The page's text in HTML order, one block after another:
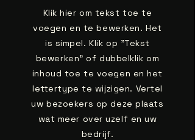
Klik hier om tekst toe te
voegen en te bewerken. Het
is simpel. Klik op "Tekst
bewerken" of dubbelklik om
inhoud toe te voegen en het
lettertype te wijzigen. Vertel
uw bezoekers op deze plaats
wat meer over uzelf en uw
bedrijf.